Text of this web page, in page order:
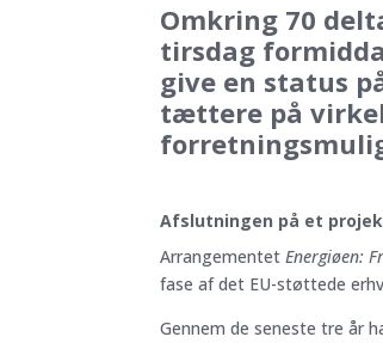
Omkring 70
tirsdag
give en status
tættere på
Afslutningen på et
ArrangementetEnergiøen:
fase af det EU-støttede
Gennem de seneste tre år